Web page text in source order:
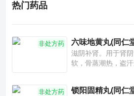
热门药品
非处方药 六味地黄丸(同仁
滋阴补肾。用于肾
软，骨蒸潮热，盗汗
非处方药 锁阳固精丸(同仁